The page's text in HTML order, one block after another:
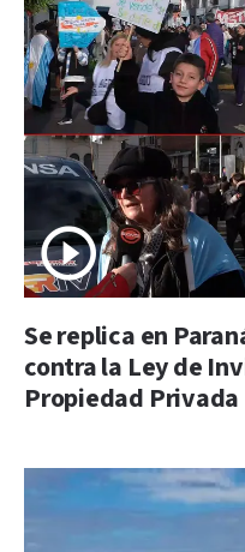
Se replica en
contra la Ley de
Propiedad Privada